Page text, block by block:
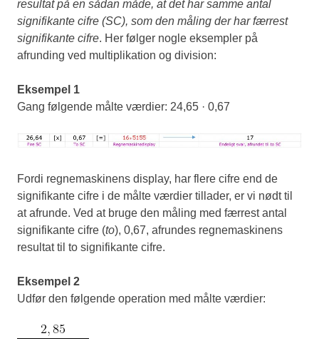
resultat på en sådan måde, at det har samme antal
signifikante cifre (SC), som den måling der har færrest
signifikante cifre. Her følger nogle eksempler på
afrunding ved multiplikation og division:
Eksempel 1
Gang følgende målte værdier: 24,65 · 0,67
Fordi regnemaskinens display, har flere cifre end de
signifikante cifre i de målte værdier tillader, er vi nødt til
at afrunde. Ved at bruge den måling med færrest antal
signifikante cifre (to), 0,67, afrundes regnemaskinens
resultat til to signifikante cifre.
Eksempel 2
Udfør den følgende operation med målte værdier: